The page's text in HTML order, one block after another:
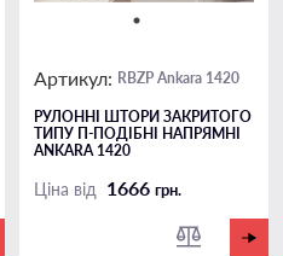
Артикул: RBZP Ankara 1420
РУЛОННІ ШТОРИ ЗАКРИТОГО
ТИПУ П-ПОДIБНІ НАПРЯМНІ
ANKARA 1420
Ціна від 1666 грн.